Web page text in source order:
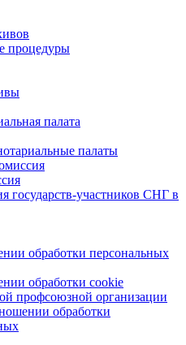
процедуры
палата
палаты
государств-участников СНГ в
обработки персональных
обработки cookie
профсоюзной организации
обработки